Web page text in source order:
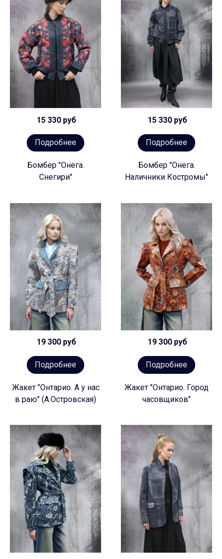
15 330 руб
Подробнее
Бомбер "Онега.
Снегири"
15 330 руб
Подробнее
Бомбер "Онега.
Наличники Костромы"
19 300 руб
Подробнее
Жакет "Онтарио. А у нас
в раю" (А.Островская)
19 300 руб
Подробнее
Жакет "Онтарио. Город
часовщиков"